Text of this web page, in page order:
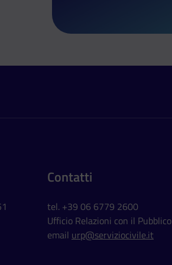
Contatti
tel. +39 06 6779 2600
Ufficio Relazioni con il Pubblico
email urp@serviziocivile.it